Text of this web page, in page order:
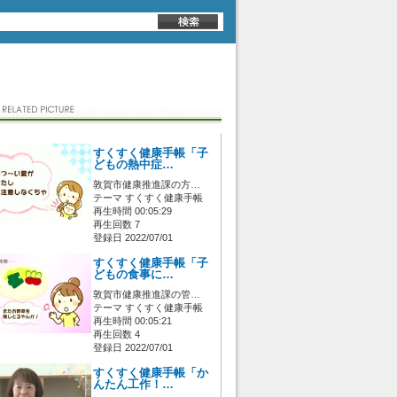
すくすく健康手帳「子
どもの熱中症…
敦賀市健康推進課の方…
テーマ すくすく健康手帳
再生時間 00:05:29
再生回数 7
登録日 2022/07/01
すくすく健康手帳「子
どもの食事に…
敦賀市健康推進課の管…
テーマ すくすく健康手帳
再生時間 00:05:21
再生回数 4
登録日 2022/07/01
すくすく健康手帳「か
んたん工作！…